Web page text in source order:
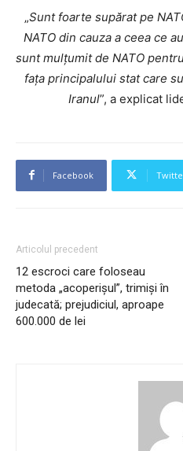
„Sunt foarte supărat pe
NATO din cauza a ceea ce
sunt mulțumit de NATO
fața principalului stat care
Iranul”, a explicat
Facebook
Articolul precedent
12 escroci care foloseau
metoda „acoperişul”, trimiși în
judecată; prejudiciul, aproape
600.000 de lei